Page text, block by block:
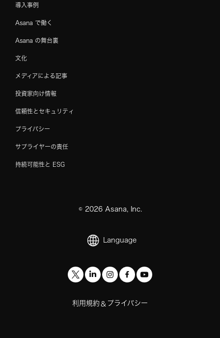
導入事例
Asana で働く
Asana の舞台裏
文化
メディアによる記事
投資家向け情報
信頼性とセキュリティ
プライバシー
サプライヤーの責任
持続可能性と ESG
© 2026Asana, Inc.
Language
利用規約 & プライバシー